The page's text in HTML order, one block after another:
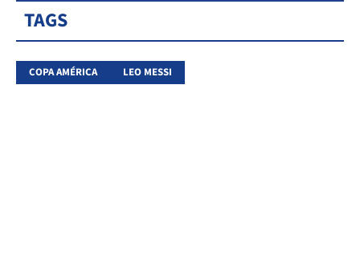
TAGS
COPA AMÉRICA LEO MESSI